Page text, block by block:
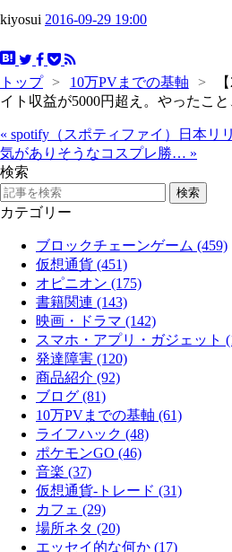
kiyosui 2016-09-29 19:00
トップ > 10万PVまでの基軸 >
イト収益が5000円超え。やったこ
« spotify（スポティファイ）日本リ
気がありそうなコスプレ勝… »
検索
カテゴリー
ブロックチェーンゲーム (459)
仮想通貨 (451)
オピニオン (175)
書籍関連 (143)
映画・ドラマ (142)
スマホ・アプリ・ガジェット
発達障害 (120)
商品紹介 (92)
ブログ (81)
10万PVまでの基軸 (61)
ライフハック (48)
ポケモンGO (46)
音楽 (37)
仮想通貨-トレード (31)
カフェ (29)
場所ネタ (20)
エッセイ的な何か (17)